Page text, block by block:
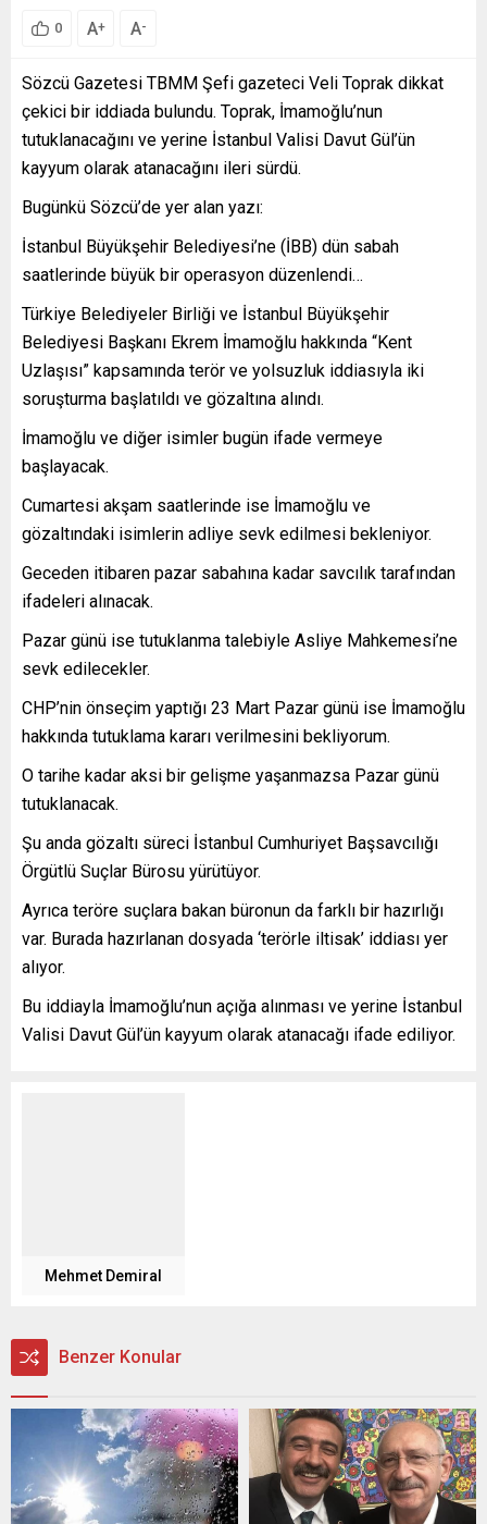
0 A+ A-
Sözcü Gazetesi TBMM Şefi gazeteci Veli Toprak dikkat
çekici bir iddiada bulundu. Toprak, İmamoğlu’nun
tutuklanacağını ve yerine İstanbul Valisi Davut Gül’ün
kayyum olarak atanacağını ileri sürdü.
Bugünkü Sözcü’de yer alan yazı:
İstanbul Büyükşehir Belediyesi’ne (İBB) dün sabah
saatlerinde büyük bir operasyon düzenlendi…
Türkiye Belediyeler Birliği ve İstanbul Büyükşehir
Belediyesi Başkanı Ekrem İmamoğlu hakkında “Kent
Uzlaşısı” kapsamında terör ve yolsuzluk iddiasıyla iki
soruşturma başlatıldı ve gözaltına alındı.
İmamoğlu ve diğer isimler bugün ifade vermeye
başlayacak.
Cumartesi akşam saatlerinde ise İmamoğlu ve
gözaltındaki isimlerin adliye sevk edilmesi bekleniyor.
Geceden itibaren pazar sabahına kadar savcılık tarafından
ifadeleri alınacak.
Pazar günü ise tutuklanma talebiyle Asliye Mahkemesi’ne
sevk edilecekler.
CHP’nin önseçim yaptığı 23 Mart Pazar günü ise İmamoğlu
hakkında tutuklama kararı verilmesini bekliyorum.
O tarihe kadar aksi bir gelişme yaşanmazsa Pazar günü
tutuklanacak.
Şu anda gözaltı süreci İstanbul Cumhuriyet Başsavcılığı
Örgütlü Suçlar Bürosu yürütüyor.
Ayrıca teröre suçlara bakan büronun da farklı bir hazırlığı
var. Burada hazırlanan dosyada ‘terörle iltisak’ iddiası yer
alıyor.
Bu iddiayla İmamoğlu’nun açığa alınması ve yerine İstanbul
Valisi Davut Gül’ün kayyum olarak atanacağı ifade ediliyor.
Mehmet Demiral
Benzer Konular